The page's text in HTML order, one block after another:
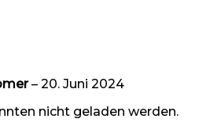
– 20. Juni 2024
nicht geladen werden.